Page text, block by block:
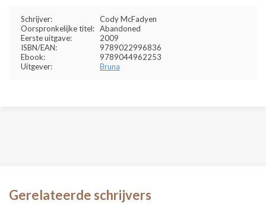
Schrijver:
Cody McFadyen
Oorspronkelijke titel: Abandoned
Eerste uitgave:
2009
ISBN/EAN:
9789022996836
Ebook:
9789044962253
Uitgever:
Bruna
Gerelateerde schrijvers